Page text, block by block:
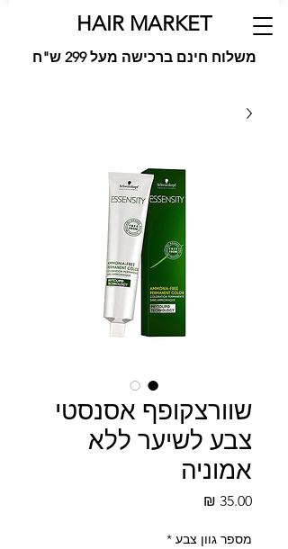
HAIR MARKET
משלוח חינם ברכישה מעל 299 ש"ח
שוורצקופף אסנסטי
צבע לשיער ללא
אמוניה
מספר גוון צבע *